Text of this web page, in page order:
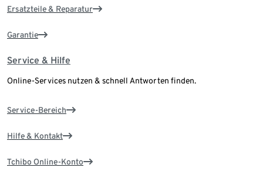
Ersatzteile & Reparatur
Garantie
Service & Hilfe
Online-Services nutzen & schnell Antworten finden.
Service-Bereich
Hilfe & Kontakt
Tchibo Online-Konto